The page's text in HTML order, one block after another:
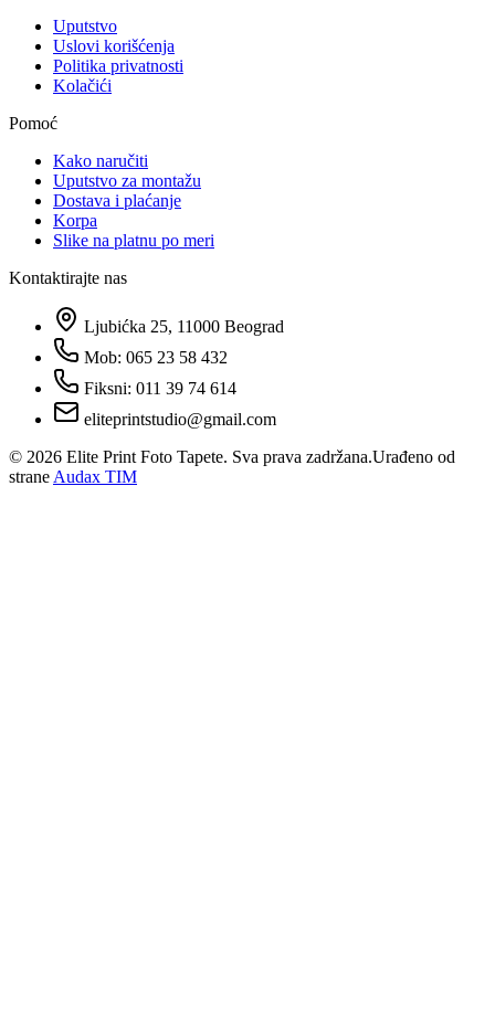
Uputstvo
Uslovi korišćenja
Politika privatnosti
Kolačići
Pomoć
Kako naručiti
Uputstvo za montažu
Dostava i plaćanje
Korpa
Slike na platnu po meri
Kontaktirajte nas
Ljubićka 25, 11000 Beograd
Mob: 065 23 58 432
Fiksni: 011 39 74 614
eliteprintstudio@gmail.com
© 2026 Elite Print Foto Tapete. Sva prava zadržana.Urađeno od
strane Audax TIM